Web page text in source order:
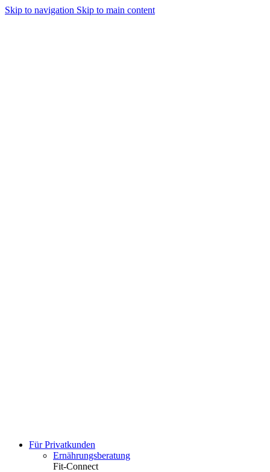
Skip to navigation Skip to main content
Für Privatkunden
Ernährungsberatung
Fit-Connect